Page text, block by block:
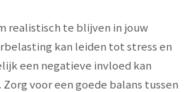
realistisch te blijven in jouw
kan leiden tot stress en
een negatieve invloed kan
voor een goede balans tussen